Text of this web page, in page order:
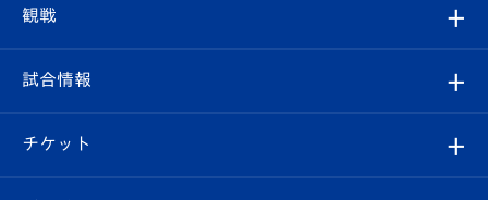
クラブ
試合情報
クラブ概要
エンブレム紹介
観戦
観戦ルール
はじめての観戦ガイド
試合情報
試合日程/結果
チケット